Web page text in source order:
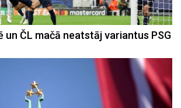
un ČL mačā neatstāj variantus PSG